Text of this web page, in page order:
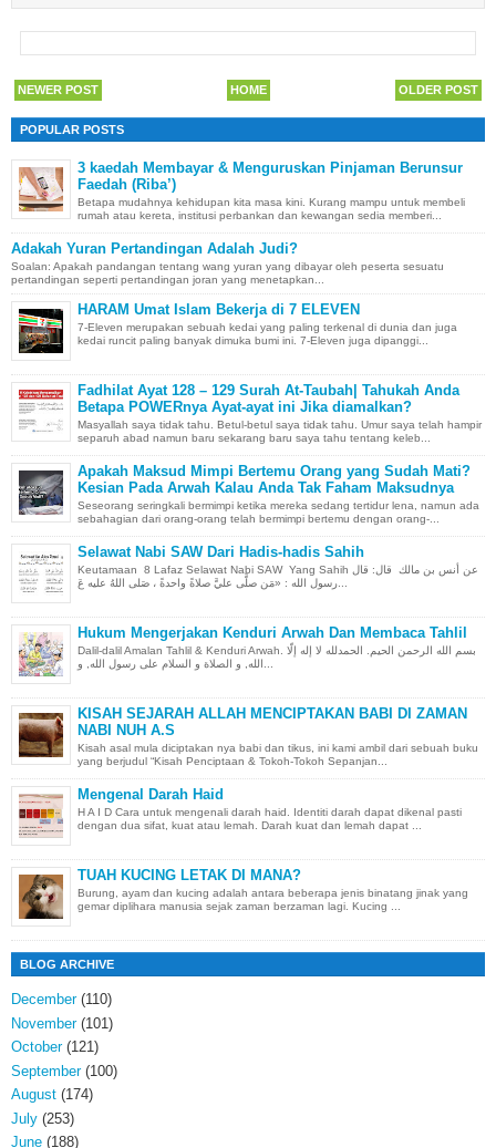
NEWER POST OLDER POST
HOME
POPULAR POSTS
3 kaedah Membayar & Menguruskan Pinjaman Berunsur
Faedah (Riba’)
Betapa mudahnya kehidupan kita masa kini. Kurang mampu untuk membeli
rumah atau kereta, institusi perbankan dan kewangan sedia memberi...
Adakah Yuran Pertandingan Adalah Judi?
Soalan: Apakah pandangan tentang wang yuran yang dibayar oleh peserta sesuatu
pertandingan seperti pertandingan joran yang menetapkan...
HARAM Umat Islam Bekerja di 7 ELEVEN
7-Eleven merupakan sebuah kedai yang paling terkenal di dunia dan juga
kedai runcit paling banyak dimuka bumi ini. 7-Eleven juga dipanggi...
Fadhilat Ayat 128 – 129 Surah At-Taubah| Tahukah Anda
Betapa POWERnya Ayat-ayat ini Jika diamalkan?
Masyallah saya tidak tahu. Betul-betul saya tidak tahu. Umur saya telah hampir
separuh abad namun baru sekarang baru saya tahu tentang keleb...
Apakah Maksud Mimpi Bertemu Orang yang Sudah Mati?
Kesian Pada Arwah Kalau Anda Tak Faham Maksudnya
Seseorang seringkali bermimpi ketika mereka sedang tertidur lena, namun ada
sebahagian dari orang-orang telah bermimpi bertemu dengan orang-...
Selawat Nabi SAW Dari Hadis-hadis Sahih
Keutamaan 8 Lafaz Selawat Nabi SAW Yang Sahih عن أنس بن مالك قال: قال
Hukum Mengerjakan Kenduri Arwah Dan Membaca Tahlil
Dalil-dalil Amalan Tahlil & Kenduri Arwah. بسم الله الرحمن الحيم. الحمدلله لا إله إلّا
KISAH SEJARAH ALLAH MENCIPTAKAN BABI DI ZAMAN
NABI NUH A.S
Kisah asal mula diciptakan nya babi dan tikus, ini kami ambil dari sebuah buku
yang berjudul “Kisah Penciptaan & Tokoh-Tokoh Sepanjan...
Mengenal Darah Haid
H A I D Cara untuk mengenali darah haid. Identiti darah dapat dikenal pasti
dengan dua sifat, kuat atau lemah. Darah kuat dan lemah dapat ...
TUAH KUCING LETAK DI MANA?
Burung, ayam dan kucing adalah antara beberapa jenis binatang jinak yang
gemar diplihara manusia sejak zaman berzaman lagi. Kucing ...
BLOG ARCHIVE
December(110)
November(101)
October(121)
September(100)
August (174)
July (253)
June (188)